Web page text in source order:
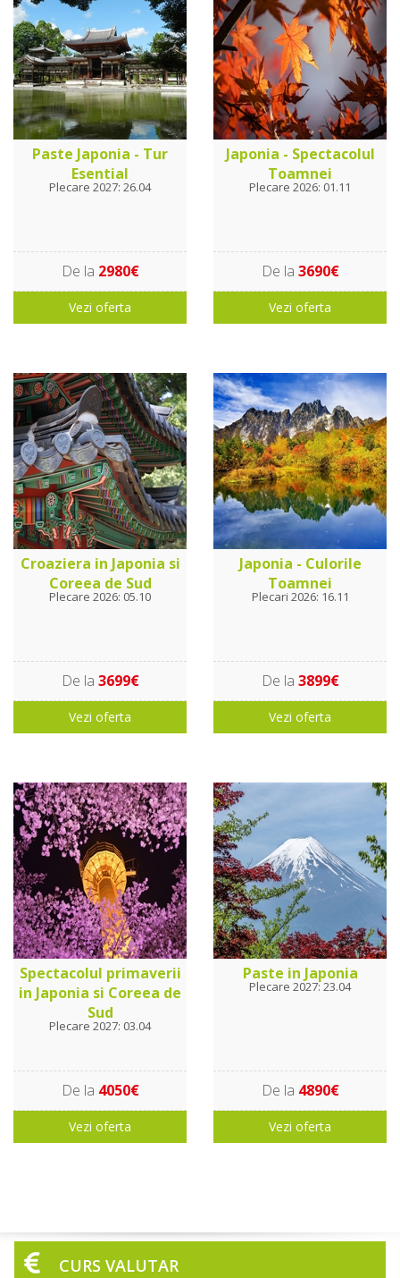
Paste Japonia - Tur
Esential
Plecare 2027: 26.04
De la 2980€
Vezi oferta
Japonia - Spectacolul
Toamnei
Plecare 2026: 01.11
De la 3690€
Vezi oferta
Croaziera in Japonia si
Coreea de Sud
Plecare 2026: 05.10
De la 3699€
Vezi oferta
Japonia - Culorile
Toamnei
Plecari 2026: 16.11
De la 3899€
Vezi oferta
Spectacolul primaverii
in Japonia si Coreea de
Sud
Plecare 2027: 03.04
De la 4050€
Vezi oferta
Paste in Japonia
Plecare 2027: 23.04
De la 4890€
Vezi oferta
CURS VALUTAR